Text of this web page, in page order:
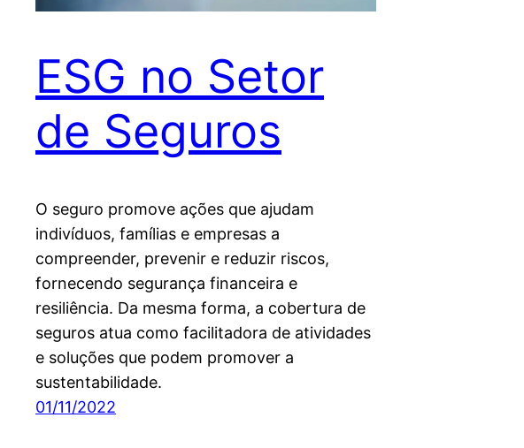
ESG no Setor
de Seguros
O seguro promove ações que ajudam
indivíduos, famílias e empresas a
compreender, prevenir e reduzir riscos,
fornecendo segurança financeira e
resiliência. Da mesma forma, a cobertura de
seguros atua como facilitadora de atividades
e soluções que podem promover a
sustentabilidade.
01/11/2022